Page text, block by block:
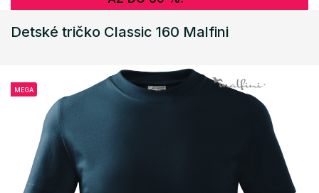
Detské tričko Classic 160 Malfini
MEGA